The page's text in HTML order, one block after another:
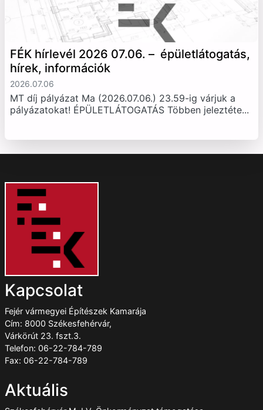
FÉK hírlevél 2026 07.06. – épületlátogatás,
hírek, információk
2026.07.06
MT díj pályázat Ma (2026.07.06.) 23.59-ig várjuk a
pályázatokat! ÉPÜLETLÁTOGATÁS Többen jeleztéte...
Kapcsolat
Fejér vármegyei Építészek Kamarája
Cím: 8000 Székesfehérvár,
Várkörút 23. fszt.3.
Telefon: 06-22-784-789
Fax: 06-22-784-789
Aktuális